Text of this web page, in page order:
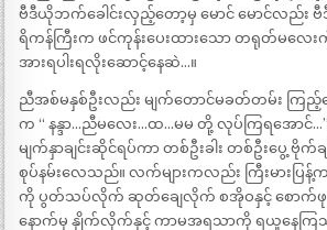
ဗီဒီယိုဘက်ခေါင်းလှည့်တော့မှ မောင် မောင်လည်း
ရိကန်ကြီးက ဖင်ကုန်းပေးထားသော တရုတ်မလေး
အားရပါးရလိုးဆောင့်နေဆဲ…။
ညီအစ်မနှစ်ဦးလည်း မျက်တောင်မခတ်တမ်း ကြည့်န
က “ နန္ဒာ…ညီမလေး…ထ…မမ တို့ လုပ်ကြရအောင်…”
မျက်နှာချင်းဆိုင်ရပ်ကာ တစ်ဦးခါး တစ်ဦးပွေ့ ဗိုက်ခ
စုပ်နမ်းလေသည်။ လက်များကလည်း ကြီးမားပြန့်ကာ
ကို ပွတ်သပ်လိုက် ဆုတ်ချေလိုက် စအိုဝနှင့် စောက်ဖု
နောက်မှ နှိုက်လိုက်နှင့် ကာမအရသာကို ရယူနေကြ